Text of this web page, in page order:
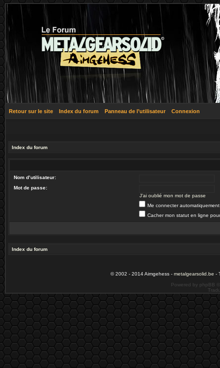
Retour sur le site Index du forum Panneau de l’utilisateur Connexion
Index du forum
Nom d’utilisateur:
Mot de passe:
J’ai oublié mon mot de passe
Me connecter
Cacher mon statut en ligne
Index du forum
© 2002 - 2014 Aimgehess - metalgearsolid.be -
Powered by phpBB